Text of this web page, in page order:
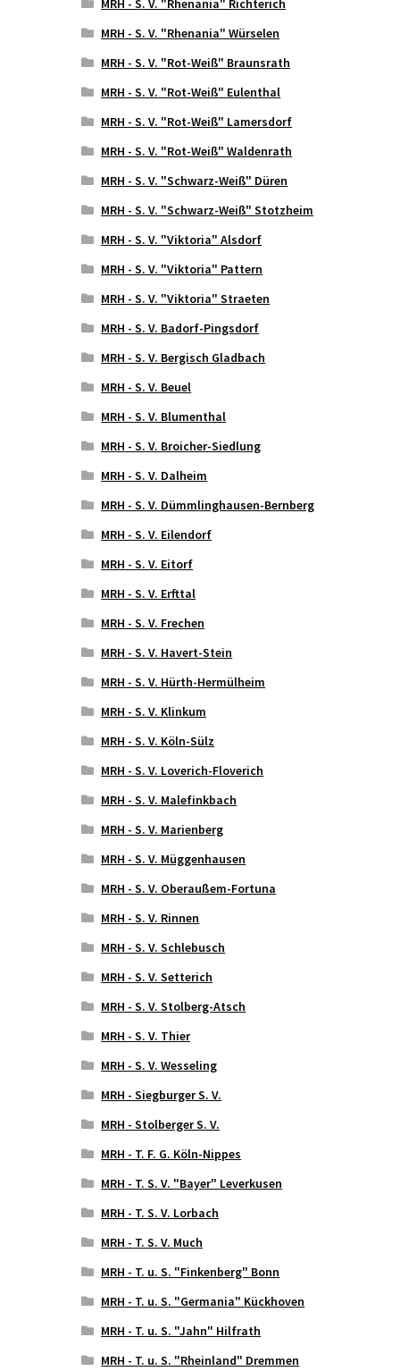
MRH - S. V. "Rhenania" Richterich
MRH - S. V. "Rhenania" Würselen
MRH - S. V. "Rot-Weiß" Braunsrath
MRH - S. V. "Rot-Weiß" Eulenthal
MRH - S. V. "Rot-Weiß" Lamersdorf
MRH - S. V. "Rot-Weiß" Waldenrath
MRH - S. V. "Schwarz-Weiß" Düren
MRH - S. V. "Schwarz-Weiß" Stotzheim
MRH - S. V. "Viktoria" Alsdorf
MRH - S. V. "Viktoria" Pattern
MRH - S. V. "Viktoria" Straeten
MRH - S. V. Badorf-Pingsdorf
MRH - S. V. Bergisch Gladbach
MRH - S. V. Beuel
MRH - S. V. Blumenthal
MRH - S. V. Broicher-Siedlung
MRH - S. V. Dalheim
MRH - S. V. Dümmlinghausen-Bernberg
MRH - S. V. Eilendorf
MRH - S. V. Eitorf
MRH - S. V. Erfttal
MRH - S. V. Frechen
MRH - S. V. Havert-Stein
MRH - S. V. Hürth-Hermülheim
MRH - S. V. Klinkum
MRH - S. V. Köln-Sülz
MRH - S. V. Loverich-Floverich
MRH - S. V. Malefinkbach
MRH - S. V. Marienberg
MRH - S. V. Müggenhausen
MRH - S. V. Oberaußem-Fortuna
MRH - S. V. Rinnen
MRH - S. V. Schlebusch
MRH - S. V. Setterich
MRH - S. V. Stolberg-Atsch
MRH - S. V. Thier
MRH - S. V. Wesseling
MRH - Siegburger S. V.
MRH - Stolberger S. V.
MRH - T. F. G. Köln-Nippes
MRH - T. S. V. "Bayer" Leverkusen
MRH - T. S. V. Lorbach
MRH - T. S. V. Much
MRH - T. u. S. "Finkenberg" Bonn
MRH - T. u. S. "Germania" Kückhoven
MRH - T. u. S. "Jahn" Hilfrath
MRH - T. u. S. "Rheinland" Dremmen